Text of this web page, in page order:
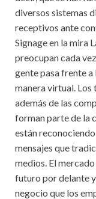
diversos sistemas
receptivos ante
Signage en la mira
preocupan cada
gente pasa frente
manera virtual.
además de las
forman parte de la
están
mensajes que
medios. El
futuro por delante
negocio que los